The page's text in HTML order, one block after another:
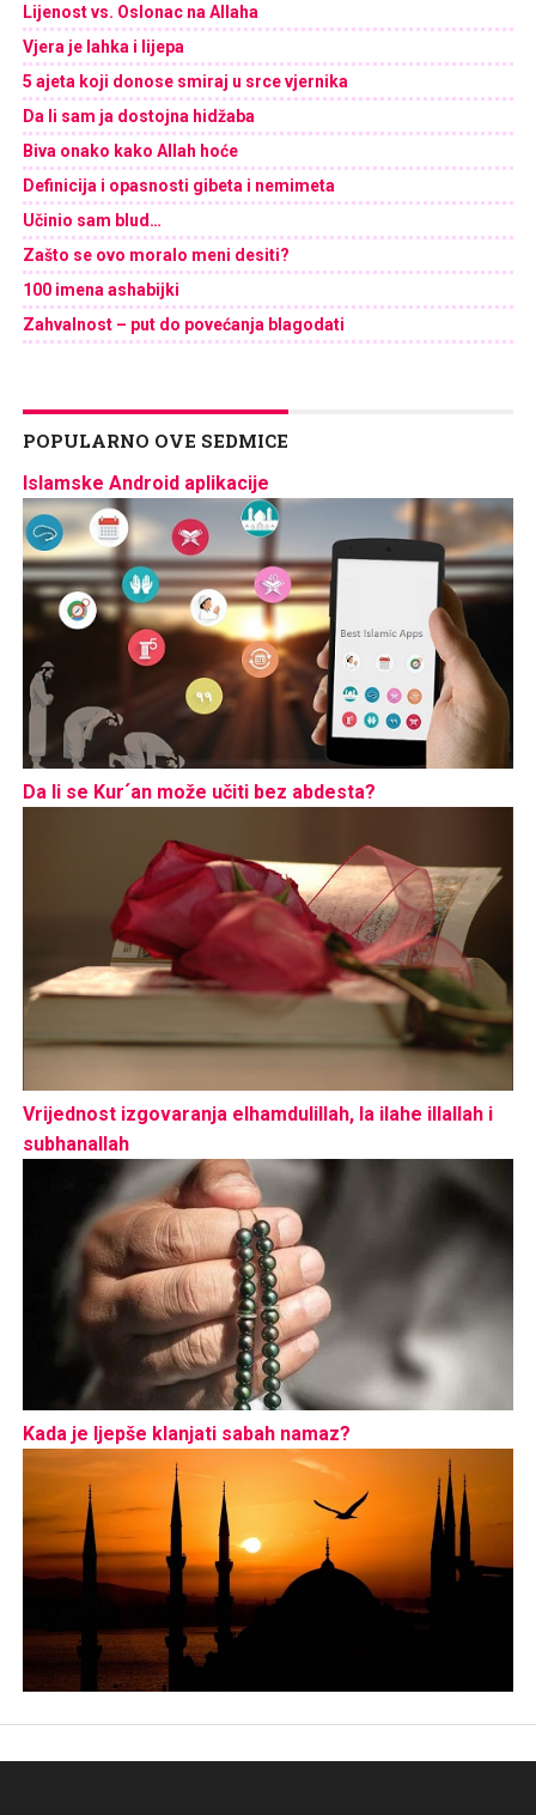
Lijenost vs. Oslonac na Allaha
Vjera je lahka i lijepa
5 ajeta koji donose smiraj u srce vjernika
Da li sam ja dostojna hidžaba
Biva onako kako Allah hoće
Definicija i opasnosti gibeta i nemimeta
Učinio sam blud…
Zašto se ovo moralo meni desiti?
100 imena ashabijki
Zahvalnost – put do povećanja blagodati
POPULARNO OVE SEDMICE
Islamske Android aplikacije
Da li se Kur´an može učiti bez abdesta?
Vrijednost izgovaranja elhamdulillah, la ilahe illallah i
subhanallah
Kada je ljepše klanjati sabah namaz?